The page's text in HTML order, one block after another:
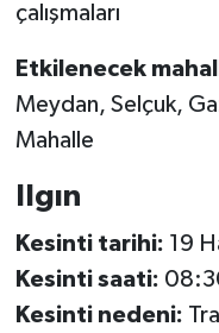
çalışmaları
Etkilenecek
Meydan, Selçuk,
Mahalle
Ilgın
Kesinti tarihi: 19
Kesinti saati:
Kesinti nedeni: